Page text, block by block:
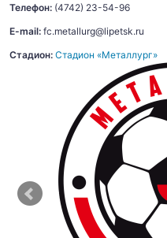
Телефон: (4742) 23-54-96
E-mail: fc.metallurg@lipetsk.ru
Стадион: Стадион «Металлург»